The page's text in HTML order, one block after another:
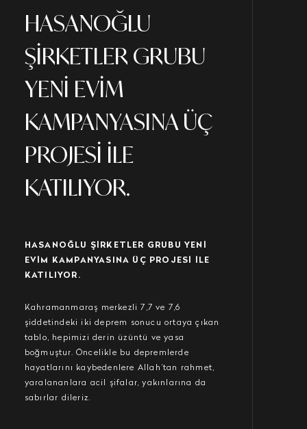
HASANOĞLU
ŞİRKETLER GRUBU
YENİ EVİM
KAMPANYASINA ÜÇ
PROJESİ İLE
KATILIYOR.
HASANOĞLU ŞİRKETLER GRUBU YENİ
EVİM KAMPANYASINA ÜÇ PROJESİ İLE
KATILIYOR.
Kahramanmaraş merkezli 7,7 ve 7,6
şiddetindeki iki deprem sonucu ortaya çıkan
tablo, hepimizi derin üzüntü ve yasa
boğmuştur. Öncelikle bu depremlerde
hayatlarını kaybedenlere Allah’tan rahmet,
yaralananlara acil şifalar, yakınlarına da
sabırlar dileriz.